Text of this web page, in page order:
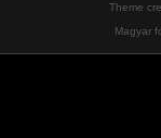
Theme
Magyar